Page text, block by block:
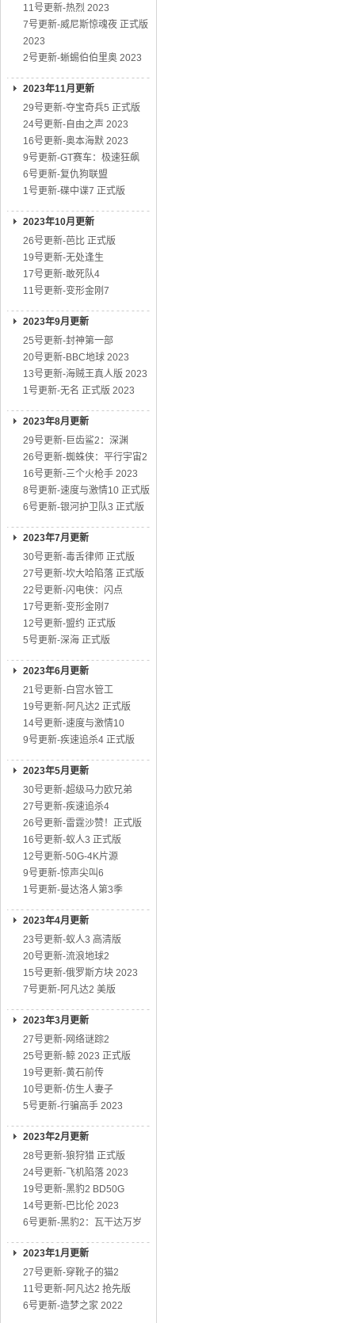
11号更新-热烈 2023
7号更新-威尼斯惊魂夜 正式版
2023
2号更新-蜥蜴伯伯里奥 2023
2023年11月更新
29号更新-夺宝奇兵5 正式版
24号更新-自由之声 2023
16号更新-奥本海默 2023
9号更新-GT赛车：极速狂飙
6号更新-复仇狗联盟
1号更新-碟中谍7 正式版
2023年10月更新
26号更新-芭比 正式版
19号更新-无处逢生
17号更新-敢死队4
11号更新-变形金刚7
2023年9月更新
25号更新-封神第一部
20号更新-BBC地球 2023
13号更新-海贼王真人版 2023
1号更新-无名 正式版 2023
2023年8月更新
29号更新-巨齿鲨2：深渊
26号更新-蜘蛛侠：平行宇宙2
16号更新-三个火枪手 2023
8号更新-速度与激情10 正式版
6号更新-银河护卫队3 正式版
2023年7月更新
30号更新-毒舌律师 正式版
27号更新-坎大哈陷落 正式版
22号更新-闪电侠：闪点
17号更新-变形金刚7
12号更新-盟约 正式版
5号更新-深海 正式版
2023年6月更新
21号更新-白宫水管工
19号更新-阿凡达2 正式版
14号更新-速度与激情10
9号更新-疾速追杀4 正式版
2023年5月更新
30号更新-超级马力欧兄弟
27号更新-疾速追杀4
26号更新-雷霆沙赞！正式版
16号更新-蚁人3 正式版
12号更新-50G-4K片源
9号更新-惊声尖叫6
1号更新-曼达洛人第3季
2023年4月更新
23号更新-蚁人3 高清版
20号更新-流浪地球2
15号更新-俄罗斯方块 2023
7号更新-阿凡达2 美版
2023年3月更新
27号更新-网络谜踪2
25号更新-鲸 2023 正式版
19号更新-黄石前传
10号更新-仿生人妻子
5号更新-行骗高手 2023
2023年2月更新
28号更新-狼狩猎 正式版
24号更新-飞机陷落 2023
19号更新-黑豹2 BD50G
14号更新-巴比伦 2023
6号更新-黑豹2：瓦干达万岁
2023年1月更新
27号更新-穿靴子的猫2
11号更新-阿凡达2 抢先版
6号更新-造梦之家 2022